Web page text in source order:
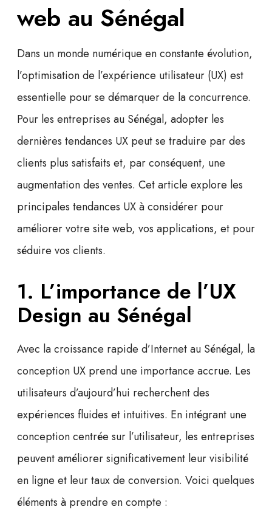
web au Sénégal
Dans un monde numérique en constante évolution,
l’optimisation de l’expérience utilisateur (UX) est
essentielle pour se démarquer de la concurrence.
Pour les entreprises au Sénégal, adopter les
dernières tendances UX peut se traduire par des
clients plus satisfaits et, par conséquent, une
augmentation des ventes. Cet article explore les
principales tendances UX à considérer pour
améliorer votre site web, vos applications, et pour
séduire vos clients.
1. L’importance de l’UX
Design au Sénégal
Avec la croissance rapide d’Internet au Sénégal, la
conception UX prend une importance accrue. Les
utilisateurs d’aujourd’hui recherchent des
expériences fluides et intuitives. En intégrant une
conception centrée sur l’utilisateur, les entreprises
peuvent améliorer significativement leurvisibilité
en ligne et leur taux de conversion. Voici quelques
éléments à prendre en compte :